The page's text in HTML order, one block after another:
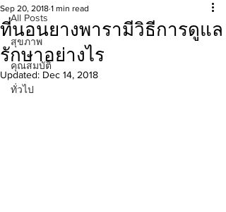
All Posts
สุขภาพ
คุณสมบัติ
ทั่วไป
ที่นอนยางพารามีวิธีการดูแล
รักษาอย่างไร
Sep 20, 2018 1 min read
Updated: Dec 14, 2018